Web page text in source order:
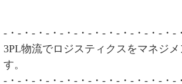
-・-・-・-・-・-・-・-・-・-・-・-・-
3PL物流でロジスティクスをマネジ
す。
-・-・-・-・-・-・-・-・-・-・-・-・-